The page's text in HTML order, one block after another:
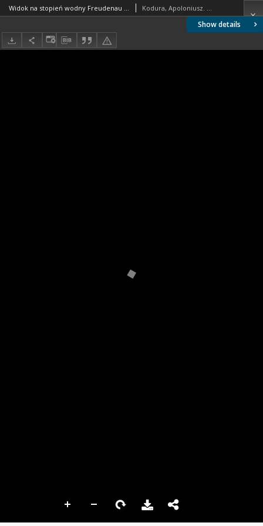
Show details
Widok na stopień wodny Freudenau od strony wody dolnej, Austria Kodura, Apoloniusz. Fotograf